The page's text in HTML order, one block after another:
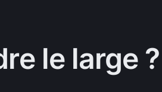
le large ?